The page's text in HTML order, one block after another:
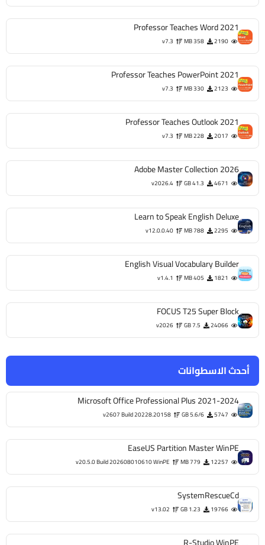
أحدث الاسطوانات
Microsoft Office Professional Plus 2021-2024
5747
5.6/6 GB
v2607 Build 20228.20158
EaseUS Partition Master WinPE
12257
779 MB
v20.5.0 Build 202608010610 WinPE
SystemRescueCd
19766
1.23 GB
v13.02
Professor Teaches Word 2021
2190
358 MB
v7.3
Professor Teaches PowerPoint 2021
2123
330 MB
v7.3
Professor Teaches Outlook 2021
2017
228 MB
v7.3
Adobe Master Collection 2026
4671
41.3 GB
v2026.4
Learn to Speak English Deluxe
2295
788 MB
v12.0.0.40
English Visual Vocabulary Builder
1821
405 MB
v1.4.1
FOCUS T25 Super Block
24066
7.5 GB
v2026